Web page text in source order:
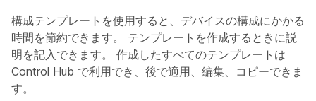
構成テンプレートを使用すると、デバイスの構成にかかる
時間を節約できます。 テンプレートを作成するときに説
明を記入できます。 作成したすべてのテンプレートは
Control Hub で利用でき、後で適用、編集、コピーできま
す。